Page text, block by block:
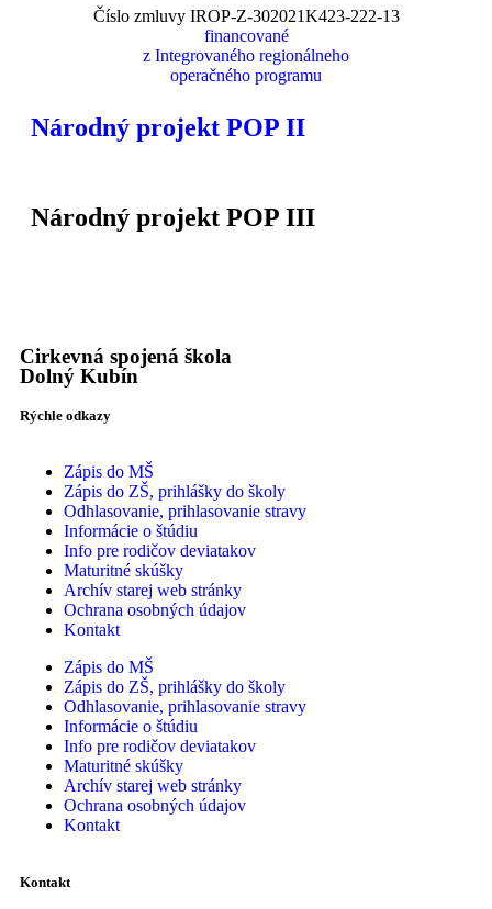
Číslo zmluvy IROP-Z-302021K423-222-13
financované
z Integrovaného regionálneho
operačného programu
Národný projekt POP II
Národný projekt POP III
Cirkevná spojená škola
Dolný Kubín
Rýchle odkazy
Zápis do MŠ
Zápis do ZŠ, prihlášky do školy
Odhlasovanie, prihlasovanie stravy
Informácie o štúdiu
Info pre rodičov deviatakov
Maturitné skúšky
Archív starej web stránky
Ochrana osobných údajov
Kontakt
Zápis do MŠ
Zápis do ZŠ, prihlášky do školy
Odhlasovanie, prihlasovanie stravy
Informácie o štúdiu
Info pre rodičov deviatakov
Maturitné skúšky
Archív starej web stránky
Ochrana osobných údajov
Kontakt
Kontakt